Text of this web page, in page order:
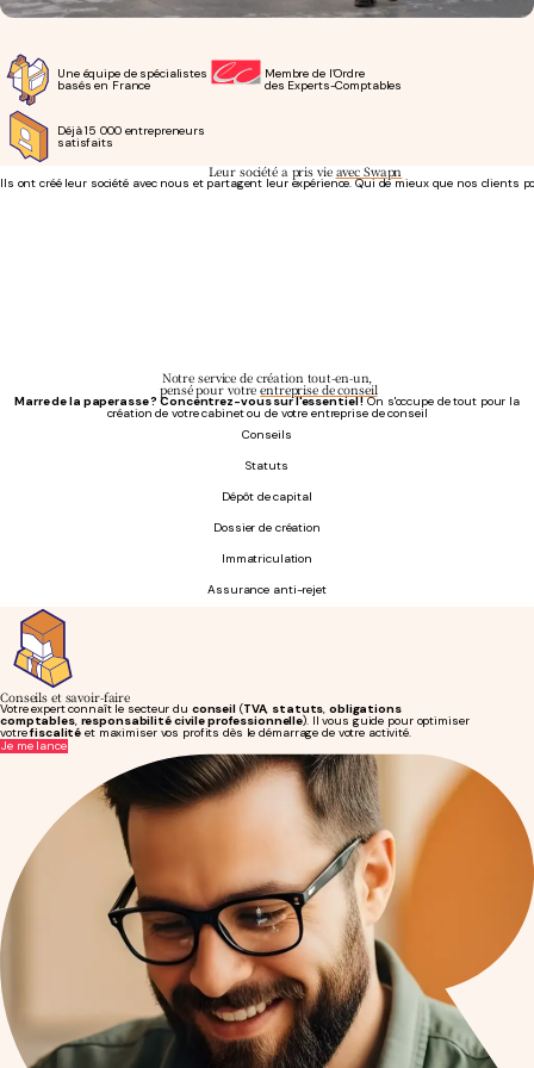
Une équipe de spécialistes
basés en France
Membre de l’Ordre
des Experts-Comptables
Déjà 15 000 entrepreneurs
satisfaits
Leur société a pris vie avec Swapn
Ils ont créé leur société avec nous et partagent leur expérience. Qui de mieux que nos clients
Se concentrer pleinement sur son activité - Phil T.
Notre service de création tout-en-un,
pensé pour votreentreprise de conseil
Marre de la paperasse ? Concentrez-vous sur l'essentiel !On s'occupe de tout pour la
création de votre cabinet ou de votre entreprise de conseil
Conseils
Statuts
Dépôt de capital
Dossier de création
Immatriculation
Assurance anti-rejet
Conseils et savoir-faire
Votre expert connaît le secteur du conseil(TVA, statuts,obligations
comptables, responsabilité civile professionnelle). Il vous guide pour optimiser
votrefiscalité et maximiser vos profits dès le démarrage de votre activité.
Je me lance